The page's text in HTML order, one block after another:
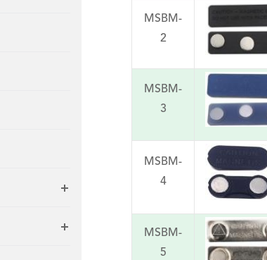
MSBM-
2
MSBM-
3
MSBM-
4
MSBM-
5